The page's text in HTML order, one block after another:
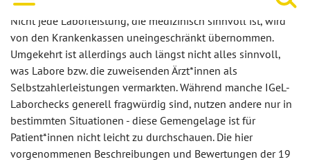
Nicht jede Laborleistung, die medizinisch sinnvoll ist, wird
von den Krankenkassen uneingeschränkt übernommen.
Umgekehrt ist allerdings auch längst nicht alles sinnvoll,
was Labore bzw. die zuweisenden Ärzt*innen als
Selbstzahlerleistungen vermarkten. Während manche IGeL-
Laborchecks generell fragwürdig sind, nutzen andere nur in
bestimmten Situationen - diese Gemengelage ist für
Patient*innen nicht leicht zu durchschauen. Die hier
vorgenommenen Beschreibungen und Bewertungen der 19